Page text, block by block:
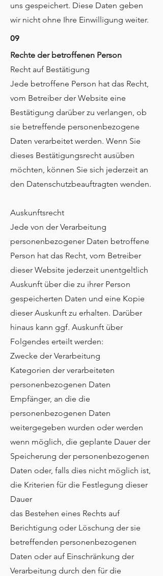
uns gespeichert. Diese Daten geben
wir nicht ohne Ihre Einwilligung weiter.
09
Rechte der betroffenen Person
Recht auf Bestätigung
Jede betroffene Person hat das Recht,
vom Betreiber der Website eine
Bestätigung darüber zu verlangen, ob
sie betreffende personenbezogene
Daten verarbeitet werden. Wenn Sie
dieses Bestätigungsrecht ausüben
möchten, können Sie sich jederzeit an
den Datenschutzbeauftragten wenden.
Auskunftsrecht
Jede von der Verarbeitung
personenbezogener Daten betroffene
Person hat das Recht, vom Betreiber
dieser Website jederzeit unentgeltlich
Auskunft über die zu ihrer Person
gespeicherten Daten und eine Kopie
dieser Auskunft zu erhalten. Darüber
hinaus kann ggf. Auskunft über
Folgendes erteilt werden:
Zwecke der Verarbeitung
Kategorien der verarbeiteten
personenbezogenen Daten
Empfänger, an die die
personenbezogenen Daten
weitergegeben wurden oder werden
wenn möglich, die geplante Dauer der
Speicherung der personenbezogenen
Daten oder, falls dies nicht möglich ist,
die Kriterien für die Festlegung dieser
Dauer
das Bestehen eines Rechts auf
Berichtigung oder Löschung der sie
betreffenden personenbezogenen
Daten oder auf Einschränkung der
Verarbeitung durch den für die